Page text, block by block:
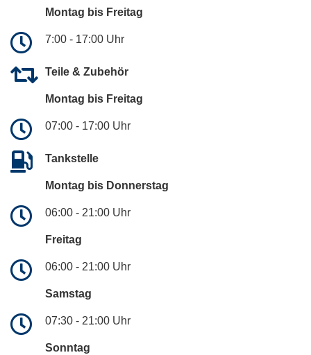
Montag bis Freitag
7:00 - 17:00 Uhr
Teile & Zubehör
Montag bis Freitag
07:00 - 17:00 Uhr
Tankstelle
Montag bis Donnerstag
06:00 - 21:00 Uhr
Freitag
06:00 - 21:00 Uhr
Samstag
07:30 - 21:00 Uhr
Sonntag